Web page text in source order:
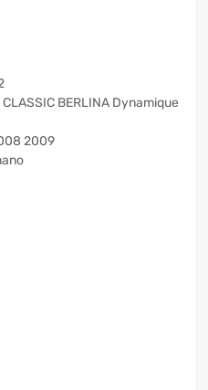
CLASSIC BERLINA Dynamique
2009